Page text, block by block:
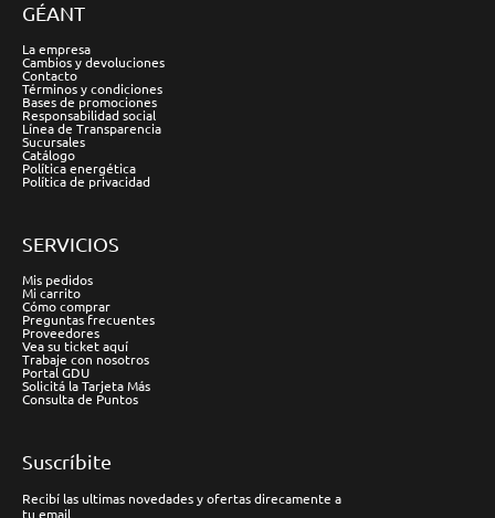
GÉANT
La empresa
Cambios y devoluciones
Contacto
Términos y condiciones
Bases de promociones
Responsabilidad social
Línea de Transparencia
Sucursales
Catálogo
Política energética
Política de privacidad
SERVICIOS
Mis pedidos
Mi carrito
Cómo comprar
Preguntas frecuentes
Proveedores
Vea su ticket aquí
Trabaje con nosotros
Portal GDU
Solicitá la Tarjeta Más
Consulta de Puntos
Suscríbite
Recibí las ultimas novedades y ofertas direcamente a
tu email